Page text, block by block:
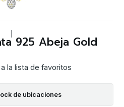
925 Abeja Gold
la lista de favoritos
de ubicaciones